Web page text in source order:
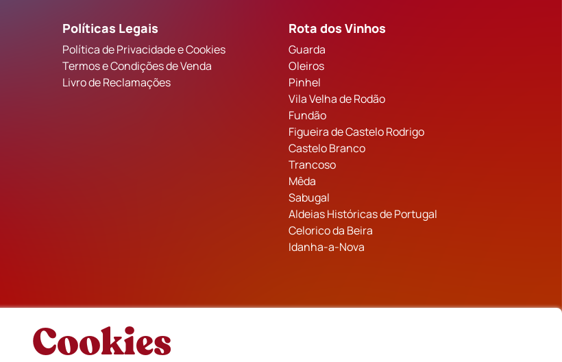
Políticas Legais
Política de Privacidade e Cookies
Termos e Condições de Venda
Livro de Reclamações
Rota dos Vinhos
Guarda
Oleiros
Pinhel
Vila Velha de Rodão
Fundão
Figueira de Castelo Rodrigo
Castelo Branco
Trancoso
Mêda
Sabugal
Aldeias Históricas de Portugal
Celorico da Beira
Idanha-a-Nova
Cookies